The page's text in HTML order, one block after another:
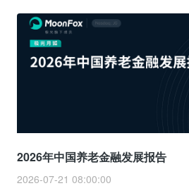
2026年中国养老金融发展报告
2026-07-21 08:00:00